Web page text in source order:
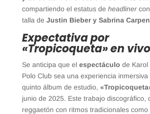
compartiendo el estatus de headlinercon
talla de Justin Bieber y Sabrina
Expectativa por
«Tropicoqueta» en vivo
Se anticipa que el espectáculo de Karol
Polo Club sea una experiencia
quinto álbum de estudio,
junio de 2025. Este trabajo discográfico,
reggaetón con ritmos tradicionales como